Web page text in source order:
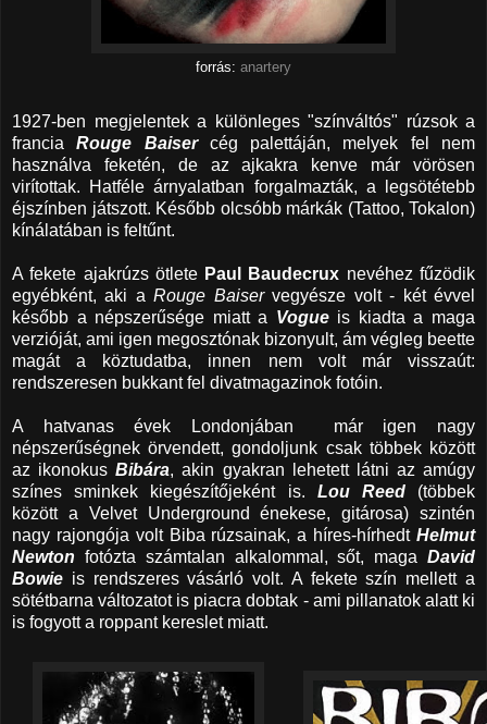
forrás: anartery
1927-ben megjelentek a különleges "színváltós" rúzsok a
franciaRouge Baisercég palettáján, melyek fel nem
használva feketén, de az ajkakra kenve már vörösen
virítottak. Hatféle árnyalatban forgalmazták, a legsötétebb
éjszínben játszott. Később olcsóbb márkák (Tattoo, Tokalon)
kínálatában is feltűnt.
A fekete ajakrúzs ötlete Paul Baudecrux nevéhez fűzödik
egyébként, aki aRouge Baiservegyésze volt - két évvel
később a népszerűsége miatt a Vogueis kiadta a maga
verzióját, ami igen megosztónak bizonyult, ám végleg beette
magát a köztudatba, innen nem volt már visszaút:
rendszeresen bukkant fel divatmagazinok fotóin.
A hatvanas évek Londonjában már igen nagy
népszerűségnek örvendett, gondoljunk csak többek között
az ikonokusBibára, akin gyakran lehetett látni az amúgy
színes sminkek kiegészítőjeként is. Lou Reed(többek
között a Velvet Underground énekese, gitárosa) szintén
nagy rajongója volt Biba rúzsainak, a híres-hírhedt Helmut
Newton fotózta számtalan alkalommal, sőt, maga David
Bowie is rendszeres vásárló volt. A fekete szín mellett a
sötétbarna változatot is piacra dobtak - ami pillanatok alatt ki
is fogyott a roppant kereslet miatt.